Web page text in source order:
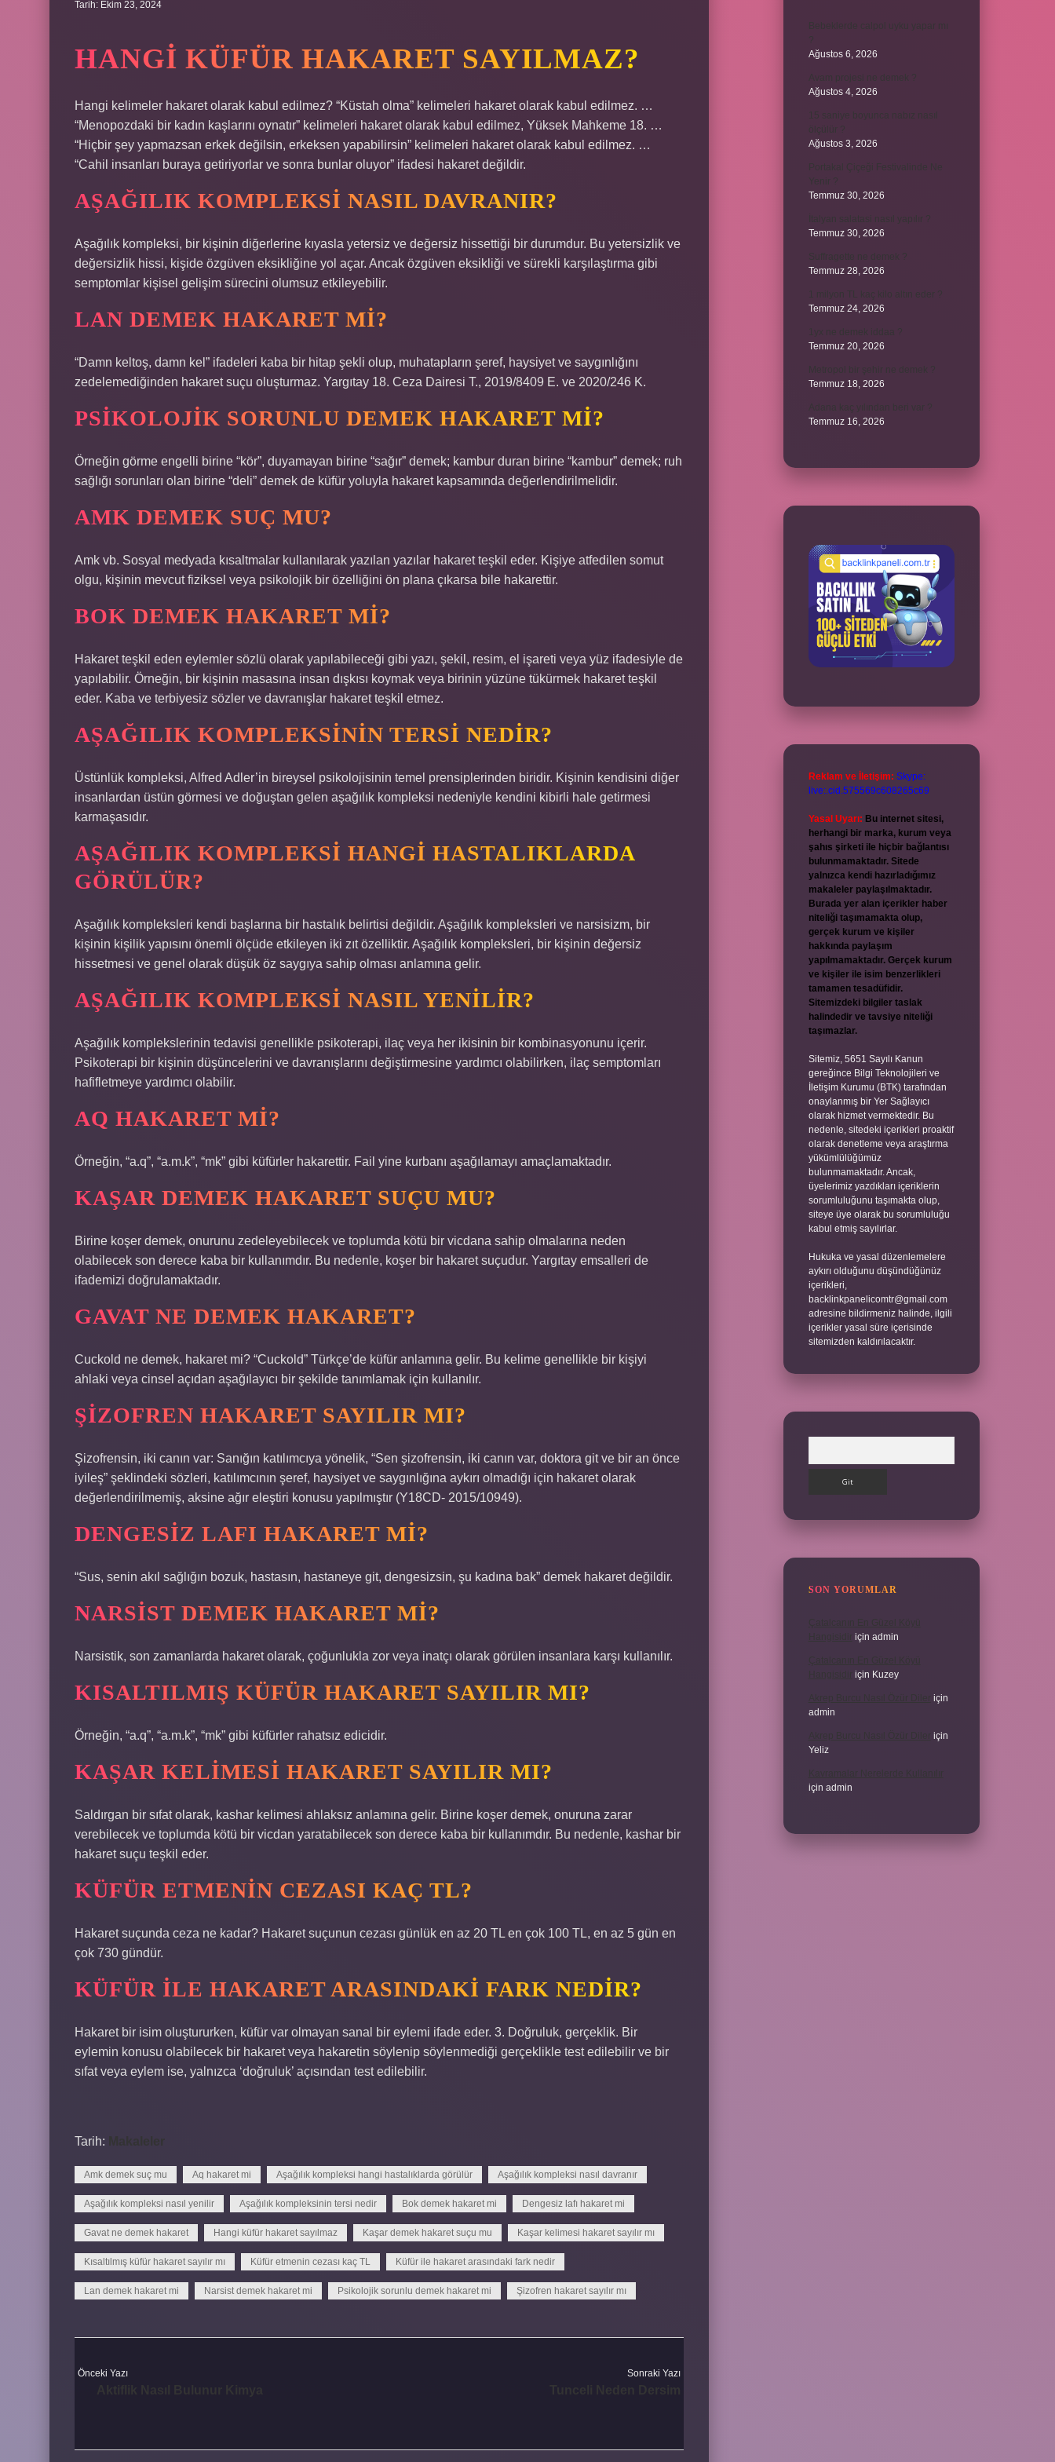
Tarih: Ekim 23, 2024
HANGI KÜFÜR HAKARET SAYILMAZ?
Hangi kelimeler hakaret olarak kabul edilmez? “Küstah olma” kelimeleri hakaret olarak kabul edilmez. …
“Menopozdaki bir kadın kaşlarını oynatır” kelimeleri hakaret olarak kabul edilmez, Yüksek Mahkeme 18. …
“Hiçbir şey yapmazsan erkek değilsin, erkeksen yapabilirsin” kelimeleri hakaret olarak kabul edilmez. …
“Cahil insanları buraya getiriyorlar ve sonra bunlar oluyor” ifadesi hakaret değildir.
AŞAĞILIK KOMPLEKSI NASIL DAVRANIR?
Aşağılık kompleksi, bir kişinin diğerlerine kıyasla yetersiz ve değersiz hissettiği bir durumdur. Bu yetersizlik ve
değersizlik hissi, kişide özgüven eksikliğine yol açar. Ancak özgüven eksikliği ve sürekli karşılaştırma gibi
semptomlar kişisel gelişim sürecini olumsuz etkileyebilir.
LAN DEMEK HAKARET MI?
“Damn keltoş, damn kel” ifadeleri kaba bir hitap şekli olup, muhatapların şeref, haysiyet ve saygınlığını
zedelemediğinden hakaret suçu oluşturmaz. Yargıtay 18. Ceza Dairesi T., 2019/8409 E. ve 2020/246 K.
PSIKOLOJIK SORUNLU DEMEK HAKARET MI?
Örneğin görme engelli birine “kör”, duyamayan birine “sağır” demek; kambur duran birine “kambur” demek; ruh
sağlığı sorunları olan birine “deli” demek de küfür yoluyla hakaret kapsamında değerlendirilmelidir.
AMK DEMEK SUÇ MU?
Amk vb. Sosyal medyada kısaltmalar kullanılarak yazılan yazılar hakaret teşkil eder. Kişiye atfedilen somut
olgu, kişinin mevcut fiziksel veya psikolojik bir özelliğini ön plana çıkarsa bile hakarettir.
BOK DEMEK HAKARET MI?
Hakaret teşkil eden eylemler sözlü olarak yapılabileceği gibi yazı, şekil, resim, el işareti veya yüz ifadesiyle de
yapılabilir. Örneğin, bir kişinin masasına insan dışkısı koymak veya birinin yüzüne tükürmek hakaret teşkil
eder. Kaba ve terbiyesiz sözler ve davranışlar hakaret teşkil etmez.
AŞAĞILIK KOMPLEKSININ TERSI NEDIR?
Üstünlük kompleksi, Alfred Adler’in bireysel psikolojisinin temel prensiplerinden biridir. Kişinin kendisini diğer
insanlardan üstün görmesi ve doğuştan gelen aşağılık kompleksi nedeniyle kendini kibirli hale getirmesi
karmaşasıdır.
AŞAĞILIK KOMPLEKSI HANGI HASTALIKLARDA
GÖRÜLÜR?
Aşağılık kompleksleri kendi başlarına bir hastalık belirtisi değildir. Aşağılık kompleksleri ve narsisizm, bir
kişinin kişilik yapısını önemli ölçüde etkileyen iki zıt özelliktir. Aşağılık kompleksleri, bir kişinin değersiz
hissetmesi ve genel olarak düşük öz saygıya sahip olması anlamına gelir.
AŞAĞILIK KOMPLEKSI NASIL YENILIR?
Aşağılık komplekslerinin tedavisi genellikle psikoterapi, ilaç veya her ikisinin bir kombinasyonunu içerir.
Psikoterapi bir kişinin düşüncelerini ve davranışlarını değiştirmesine yardımcı olabilirken, ilaç semptomları
hafifletmeye yardımcı olabilir.
AQ HAKARET MI?
Örneğin, “a.q”, “a.m.k”, “mk” gibi küfürler hakarettir. Fail yine kurbanı aşağılamayı amaçlamaktadır.
KAŞAR DEMEK HAKARET SUÇU MU?
Birine koşer demek, onurunu zedeleyebilecek ve toplumda kötü bir vicdana sahip olmalarına neden
olabilecek son derece kaba bir kullanımdır. Bu nedenle, koşer bir hakaret suçudur. Yargıtay emsalleri de
ifademizi doğrulamaktadır.
GAVAT NE DEMEK HAKARET?
Cuckold ne demek, hakaret mi? “Cuckold” Türkçe’de küfür anlamına gelir. Bu kelime genellikle bir kişiyi
ahlaki veya cinsel açıdan aşağılayıcı bir şekilde tanımlamak için kullanılır.
ŞIZOFREN HAKARET SAYILIR MI?
Şizofrensin, iki canın var: Sanığın katılımcıya yönelik, “Sen şizofrensin, iki canın var, doktora git ve bir an önce
iyileş” şeklindeki sözleri, katılımcının şeref, haysiyet ve saygınlığına aykırı olmadığı için hakaret olarak
değerlendirilmemiş, aksine ağır eleştiri konusu yapılmıştır (Y18CD- 2015/10949).
DENGESIZ LAFI HAKARET MI?
“Sus, senin akıl sağlığın bozuk, hastasın, hastaneye git, dengesizsin, şu kadına bak” demek hakaret değildir.
NARSIST DEMEK HAKARET MI?
Narsistik, son zamanlarda hakaret olarak, çoğunlukla zor veya inatçı olarak görülen insanlara karşı kullanılır.
KISALTILMIŞ KÜFÜR HAKARET SAYILIR MI?
Örneğin, “a.q”, “a.m.k”, “mk” gibi küfürler rahatsız edicidir.
KAŞAR KELIMESI HAKARET SAYILIR MI?
Saldırgan bir sıfat olarak, kashar kelimesi ahlaksız anlamına gelir. Birine koşer demek, onuruna zarar
verebilecek ve toplumda kötü bir vicdan yaratabilecek son derece kaba bir kullanımdır. Bu nedenle, kashar bir
hakaret suçu teşkil eder.
KÜFÜR ETMENIN CEZASI KAÇ TL?
Hakaret suçunda ceza ne kadar? Hakaret suçunun cezası günlük en az 20 TL en çok 100 TL, en az 5 gün en
çok 730 gündür.
KÜFÜR ILE HAKARET ARASINDAKI FARK NEDIR?
Hakaret bir isim oluştururken, küfür var olmayan sanal bir eylemi ifade eder. 3. Doğruluk, gerçeklik. Bir
eylemin konusu olabilecek bir hakaret veya hakaretin söylenip söylenmediği gerçeklikle test edilebilir ve bir
sıfat veya eylem ise, yalnızca ‘doğruluk’ açısından test edilebilir.
Tarih: Makaleler
Amk demek suç mu Aq hakaret mi Aşağılık kompleksi hangi hastalıklarda görülür Aşağılık kompleksi nasıl davranır
Aşağılık kompleksi nasıl yenilir Aşağılık kompleksinin tersi nedir Bok demek hakaret mi Dengesiz lafı hakaret mi
Gavat ne demek hakaret Hangi küfür hakaret sayılmaz Kaşar demek hakaret suçu mu Kaşar kelimesi hakaret sayılır mı
Kısaltılmış küfür hakaret sayılır mı Küfür etmenin cezası kaç TL Küfür ile hakaret arasındaki fark nedir
Lan demek hakaret mi Narsist demek hakaret mi Psikolojik sorunlu demek hakaret mi Şizofren hakaret sayılır mı
Önceki Yazı Sonraki Yazı
Bebeklerde calpol uyku yapar mı
Ağustos 6, 2026
Avam projesi ne demek ?
Ağustos 4, 2026
15 saniye boyunca nabız nasıl
Ağustos 3, 2026
Temmuz 30, 2026
İtalyan salatasi nasıl yapılır ?
Temmuz 30, 2026
Temmuz 28, 2026
Temmuz 24, 2026
Temmuz 20, 2026
Temmuz 18, 2026
Temmuz 16, 2026
Reklam ve İletişim: Skype:
live:.cid.575569c608265c69
Yasal Uyarı: Bu internet sitesi,
herhangi bir marka, kurum veya
şahıs şirketi ile hiçbir bağlantısı
bulunmamaktadır. Sitede
yalnızca kendi hazırladığımız
makaleler paylaşılmaktadır.
Burada yer alan içerikler haber
niteliği taşımamakta olup,
gerçek kurum ve kişiler
hakkında paylaşım
yapılmamaktadır. Gerçek kurum
ve kişiler ile isim benzerlikleri
tamamen tesadüfidir.
Sitemizdeki bilgiler taslak
halindedir ve tavsiye niteliği
taşımazlar.
Sitemiz, 5651 Sayılı Kanun
gereğince Bilgi Teknolojileri ve
İletişim Kurumu (BTK) tarafından
onaylanmış bir Yer Sağlayıcı
olarak hizmet vermektedir. Bu
nedenle, sitedeki içerikleri proaktif
olarak denetleme veya araştırma
yükümlülüğümüz
bulunmamaktadır. Ancak,
üyelerimiz yazdıkları içeriklerin
sorumluluğunu taşımakta olup,
siteye üye olarak bu sorumluluğu
kabul etmiş sayılırlar.
Hukuka ve yasal düzenlemelere
aykırı olduğunu düşündüğünüz
içerikleri,
backlinkpanelicomtr@gmail.com
adresine bildirmeniz halinde, ilgili
içerikler yasal süre içerisinde
sitemizden kaldırılacaktır.
SON YORUMLAR
için admin
için Kuzey
için
admin
için
Yeliz
için admin